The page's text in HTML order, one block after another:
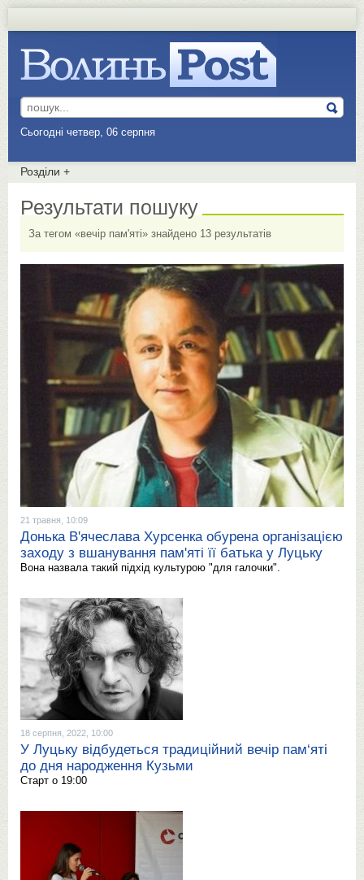
Сьогодні четвер, 06 серпня
Розділи +
Результати пошуку
За тегом «вечір пам'яті» знайдено 13 результатів
21 травня, 10:09
Донька В'ячеслава Хурсенка обурена організацією
заходу з вшанування пам'яті її батька у Луцьку
Вона назвала такий підхід культурою "для галочки".
18 серпня, 2022, 10:00
У Луцьку відбудеться традиційний вечір пам‘яті
до дня народження Кузьми
Старт о 19:00